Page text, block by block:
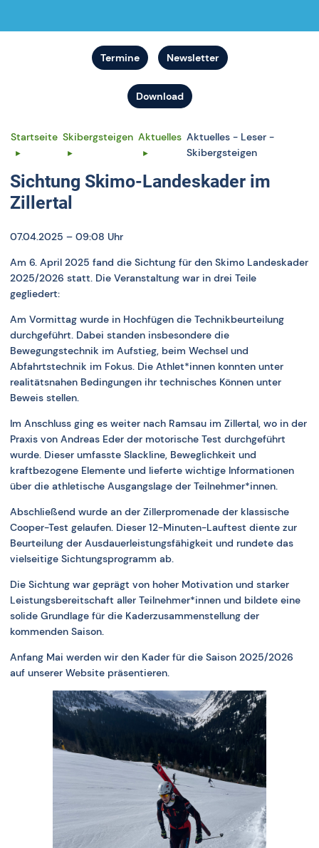
Termine Newsletter
Download
Startseite Skibergsteigen Aktuelles Aktuelles - Leser -
Skibergsteigen
Sichtung Skimo-Landeskader im
Zillertal
07.04.2025 – 09:08 Uhr
Am 6. April 2025 fand die Sichtung für den Skimo Landeskader
2025/2026 statt. Die Veranstaltung war in drei Teile
gegliedert:
Am Vormittag wurde in Hochfügen die Technikbeurteilung
durchgeführt. Dabei standen insbesondere die
Bewegungstechnik im Aufstieg, beim Wechsel und
Abfahrtstechnik im Fokus. Die Athlet*innen konnten unter
realitätsnahen Bedingungen ihr technisches Können unter
Beweis stellen.
Im Anschluss ging es weiter nach Ramsau im Zillertal, wo in der
Praxis von Andreas Eder der motorische Test durchgeführt
wurde. Dieser umfasste Slackline, Beweglichkeit und
kraftbezogene Elemente und lieferte wichtige Informationen
über die athletische Ausgangslage der Teilnehmer*innen.
Abschließend wurde an der Zillerpromenade der klassische
Cooper-Test gelaufen. Dieser 12-Minuten-Lauftest diente zur
Beurteilung der Ausdauerleistungsfähigkeit und rundete das
vielseitige Sichtungsprogramm ab.
Die Sichtung war geprägt von hoher Motivation und starker
Leistungsbereitschaft aller Teilnehmer*innen und bildete eine
solide Grundlage für die Kaderzusammenstellung der
kommenden Saison.
Anfang Mai werden wir den Kader für die Saison 2025/2026
auf unserer Website präsentieren.